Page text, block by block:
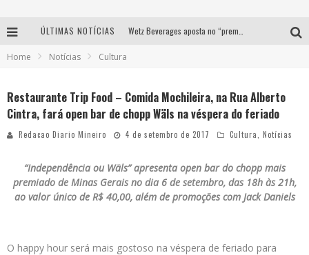
ÚLTIMAS NOTÍCIAS
Proibida anuncia retorno da Puro Malte Extra e consolida trajetória de democratização cervejeira no Brasil
Home Notícias Cultura
Restaurante Trip Food – Comida Mochileira, na Rua Alberto
Cintra, fará open bar de chopp Wäls na véspera do feriado
Redacao Diario Mineiro 4 de setembro de 2017 Cultura Notícias
“Independência ou Wäls” apresenta open bar do chopp mais
premiado de Minas Gerais no dia 6 de setembro, das 18h às 21h,
ao valor único de R$ 40,00, além de promoções com Jack Daniels
O happy hour será mais gostoso na véspera de feriado para